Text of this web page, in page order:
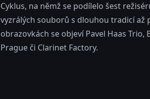
Cyklus, na němž se podílelo šest
vyzrálých souborů s dlouhou tradicí až
obrazovkách se objeví Pavel Haas
Prague či Clarinet Factory.